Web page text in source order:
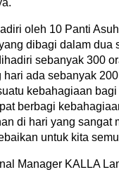
oleh 10 Panti
dibagi dalam dua
sebanyak 300
hari ada sebanyak
kebahagiaan
berbagi
di hari yang sangat
untuk kita
Manager KALLA